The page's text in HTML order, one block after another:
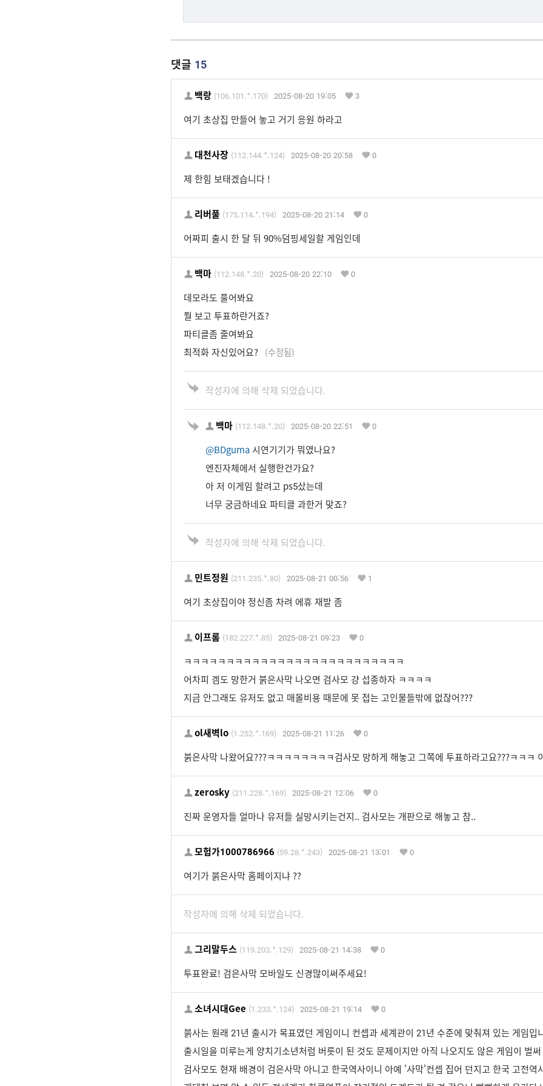
댓글 15
백랑 (106.101.*.170) 2025-08-20 19:05 3
여기 초상집 만들어 놓고 거기 응원 하라고
대천사장 (112.144.*.124) 2025-08-20 20:58 0
제 한힘 보태겠습니다 !
리버풀 (175.114.*.194) 2025-08-20 21:14 0
어짜피 출시 한 달 뒤 90%덤핑세일할 게임인데
백마 (112.148.*.20) 2025-08-20 22:10 0
데모라도 풀어봐요
뭘 보고 투표하란거죠?
파티클좀 줄여봐요
최적화 자신있어요? (수정됨)
작성자에 의해 삭제 되었습니다.
백마 (112.148.*.20) 2025-08-20 22:51 0
@BDguma 시연기기가 뭐였나요?
엔진자체에서 실행한건가요?
아 저 이게임 할려고 ps5샀는데
너무 궁금하네요 파티클 과한거 맞죠?
작성자에 의해 삭제 되었습니다.
민트정원 (211.235.*.80) 2025-08-21 00:56 1
여기 초상집이야 정신좀 차려 에휴 재발 좀
이프롬 (182.227.*.85) 2025-08-21 09:23 0
ㅋㅋㅋㅋㅋㅋㅋㅋㅋㅋㅋㅋㅋㅋㅋㅋㅋㅋㅋㅋㅋㅋㅋㅋㅋㅋ
어차피 겜도 망한거 붉은사막 나오면 검사모 걍 섭종하자 ㅋㅋㅋㅋ
지금 안그래도 유저도 없고 매몰비용 때문에 못 접는 고인물들밖에 없잖어???
ol새벽lo (1.252.*.169) 2025-08-21 11:26 0
붉은사막 나왔어요???ㅋㅋㅋㅋㅋㅋㅋㅋ검사모 망하게 해놓고 그쪽에 투표하라고요???ㅋㅋㅋ
zerosky (211.228.*.169) 2025-08-21 12:06 0
진짜 운영자들 얼마나 유저들 실망시키는건지.. 검사모는 개판으로 해놓고 참..
모험가1000786966 (59.28.*.243) 2025-08-21 13:01 0
여기가 붉은사막 홈페이지냐 ??
작성자에 의해 삭제 되었습니다.
그리말두스 (119.203.*.129) 2025-08-21 14:38 0
투표완료! 검은사막 모바일도 신경많이써주세요!
소녀시대Gee (1.233.*.124) 2025-08-21 19:14 0
붉사는 원래 21년 출시가 목표였던 게임이니 컨셉과 세계관이 21년 수준에 맞춰져 있는 게임입
출시일을 미루는게 양치기소년처럼 버릇이 된 것도 문제이지만 아직 나오지도 않은 게임이 벌
검사모도 현재 배경이 검은사막 아니고 한국역사이니 아예 '사막'컨셉 집어 던지고 한국 고전역